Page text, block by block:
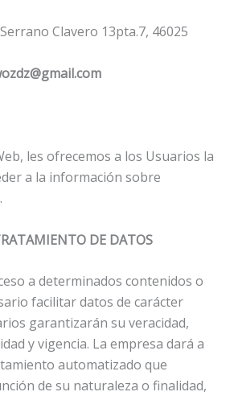
Clavero 13pta.7, 46025
les ofrecemos a los Usuarios la
a la información sobre
DE DATOS
a determinados contenidos o
facilitar datos de carácter
garantizarán su veracidad,
y vigencia. La empresa dará a
automatizado que
de su naturaleza o finalidad,